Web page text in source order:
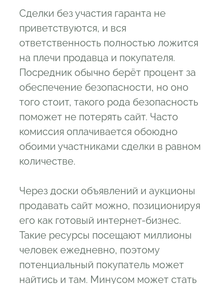
Сделки без участия гаранта не
приветствуются, и вся
ответственность полностью ложится
на плечи продавца и покупателя.
Посредник обычно берёт процент за
обеспечение безопасности, но оно
того стоит, такого рода безопасность
поможет не потерять сайт. Часто
комиссия оплачивается обоюдно
обоими участниками сделки в равном
количестве.
Через доски объявлений и аукционы
продавать сайт можно, позиционируя
его как готовый интернет-бизнес.
Такие ресурсы посещают миллионы
человек ежедневно, поэтому
потенциальный покупатель может
найтись и там. Минусом может стать